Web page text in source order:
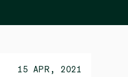
15 APR, 2021